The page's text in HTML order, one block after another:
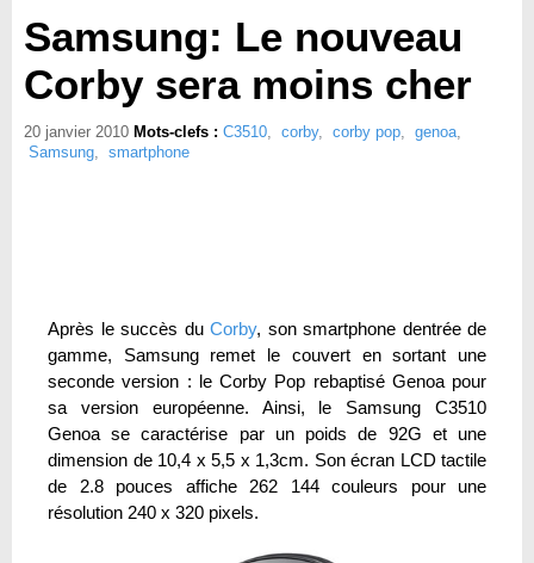
Samsung: Le nouveau
Corby sera moins cher
20 janvier 2010 Mots-clefs : C3510, corby, corby pop, genoa,
Samsung, smartphone
Après le succès du Corby, son smartphone dentrée de
gamme, Samsung remet le couvert en sortant une
seconde version : le Corby Pop rebaptisé Genoa pour
sa version européenne. Ainsi, le Samsung C3510
Genoa se caractérise par un poids de 92G et une
dimension de 10,4 x 5,5 x 1,3cm. Son écran LCD tactile
de 2.8 pouces affiche 262 144 couleurs pour une
résolution 240 x 320 pixels.